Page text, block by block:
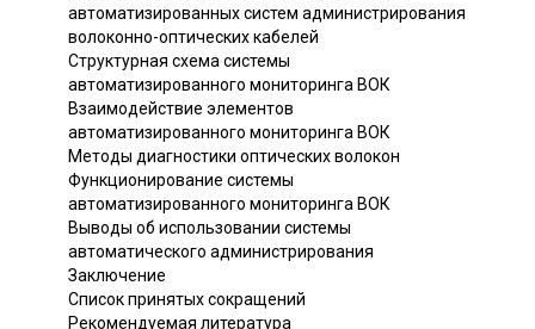
автоматизированных систем администрирования
волоконно-оптических кабелей
Структурная схема системы
автоматизированного мониторинга ВОК
Взаимодействие элементов
автоматизированного мониторинга ВОК
Методы диагностики оптических волокон
Функционирование системы
автоматизированного мониторинга ВОК
Выводы об использовании системы
автоматического администрирования
Заключение
Список принятых сокращений
Рекомендуемая литература